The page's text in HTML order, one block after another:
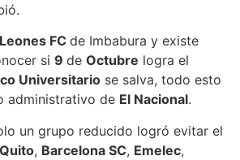
Leones FC de Imbabura y existe
si 9 de Octubre logra el
Universitario se salva, todo esto
administrativo de El Nacional.
un grupo reducido logró evitar el
, Barcelona SC, Emelec,